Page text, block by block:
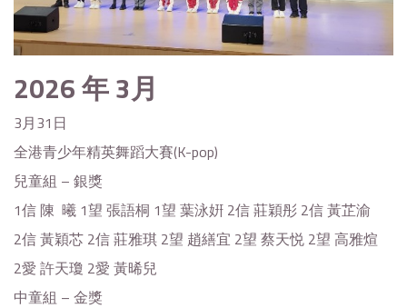
2026年 3月
3月31日
全港青少年精英舞蹈大賽(K-pop)
兒童組 – 銀獎
1信 陳 曦 1望 張語桐 1望 葉泳姸 2信 莊穎彤 2信 黃芷渝
2信 黃穎芯 2信 莊雅琪 2望 趙繕宜 2望 蔡天悦 2望 高雅煊
2愛 許天瓊 2愛 黃晞兒
中童組 – 金獎